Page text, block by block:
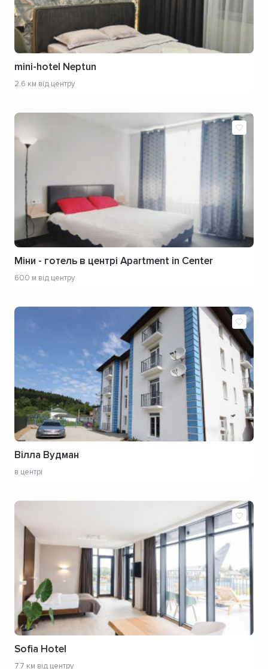
mini-hotel Neptun
2.6 км від центру
Міни - готель в центрі Apartment in Center
600 м від центру
Вілла Вудман
в центрі
Sofia Hotel
7.7 км від центру